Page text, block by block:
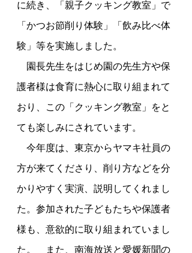
に続き、「親子クッキング教室」で
「かつお節削り体験」「飲み比べ体
験」等を実施しました。
園長先生をはじめ園の先生方や保
護者様は食育に熱心に取り組まれて
おり、この「クッキング教室」をと
ても楽しみにされています。
今年度は、東京からヤマキ社員の
方が来てくださり、削り方などを分
かりやすく実演、説明してくれまし
た。参加された子どもたちや保護者
様も、意欲的に取り組まれていまし
た。　また、南海放送と愛媛新聞の